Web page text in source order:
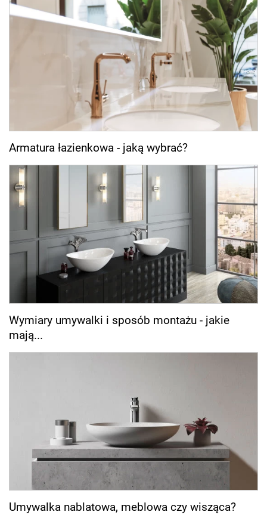
Armatura łazienkowa - jaką wybrać?
Wymiary umywalki i sposób montażu - jakie
mają...
Umywalka nablatowa, meblowa czy wisząca?